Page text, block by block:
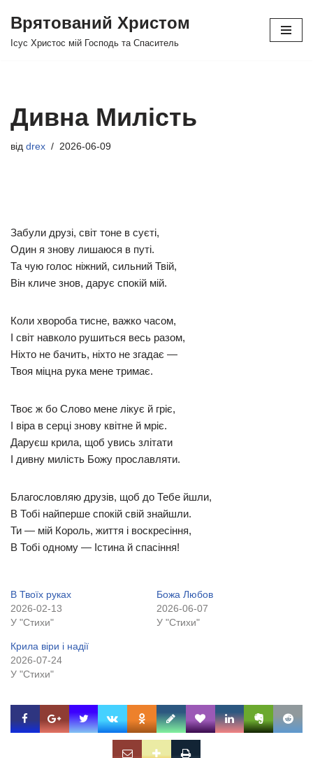
Перейти
Врятований Христом
Ісус Христос мій Господь та Спаситель
Дивна Милість
від drex 2026-06-09
Забули друзі, світ тоне в суєті,
Один я знову лишаюся в путі.
Та чую голос ніжний, сильний Твій,
Він кличе знов, дарує спокій мій.
Коли хвороба тисне, важко часом,
І світ навколо рушиться весь разом,
Ніхто не бачить, ніхто не згадає —
Твоя міцна рука мене тримає.
Твоє ж бо Слово мене лікує й гріє,
І віра в серці знову квітне й мріє.
Даруєш крила, щоб увись злітати
І дивну милість Божу прославляти.
Благословляю друзів, щоб до Тебе йшли,
В Тобі найперше спокій свій знайшли.
Ти — мій Король, життя і воскресіння,
В Тобі одному — Істина й спасіння!
В Твоїх руках
2026-02-13
У "Стихи"
Божа Любов
2026-06-07
У "Стихи"
Крила віри і надії
2026-07-24
У "Стихи"